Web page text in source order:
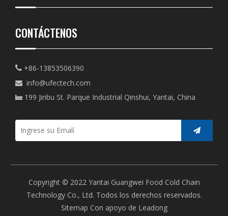
CONTÁCTENOS
 +86-13853506390
 info@ufectech.com
 199 Jinbu St. Parque Industrial Qinshui, Yantai, China
Copyright © 2022 Yantai Guangwei Food Cold Chain
Technology Co., Ltd. Todos los derechos reservados.
Sitemap Con apoyo de Leadong